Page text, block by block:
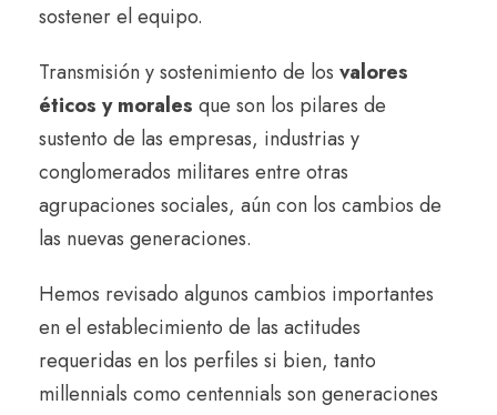
sostener el equipo.
Transmisión y sostenimiento de los valores
éticos y morales que son los pilares de
sustento de las empresas, industrias y
conglomerados militares entre otras
agrupaciones sociales, aún con los cambios de
las nuevas generaciones.
Hemos revisado algunos cambios importantes
en el establecimiento de las actitudes
requeridas en los perfiles si bien, tanto
millennials como centennials son generaciones